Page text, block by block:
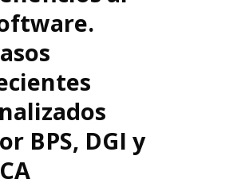
BPS, DGI y